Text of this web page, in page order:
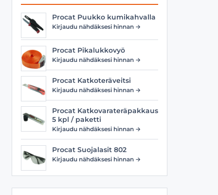
Procat Puukko kumikahvalla
Kirjaudu nähdäksesi hinnan →
Procat Pikalukkovyö
Kirjaudu nähdäksesi hinnan →
Procat Katkoteräveitsi
Kirjaudu nähdäksesi hinnan →
Procat Katkovarateräpakkaus
5 kpl / paketti
Kirjaudu nähdäksesi hinnan →
Procat Suojalasit 802
Kirjaudu nähdäksesi hinnan →